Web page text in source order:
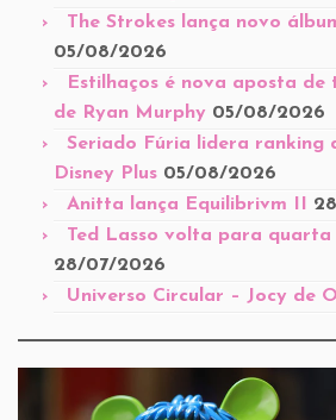
The Strokes lança novo
05/08/2026
Estilhaços é nova aposta de
de Ryan Murphy 05/08/2026
Seriado Fúria lidera ranking
Disney Plus 05/08/2026
Anitta lança Equilibrivm II
Ted Lasso volta para
28/07/2026
Universo Circular – Jocy de